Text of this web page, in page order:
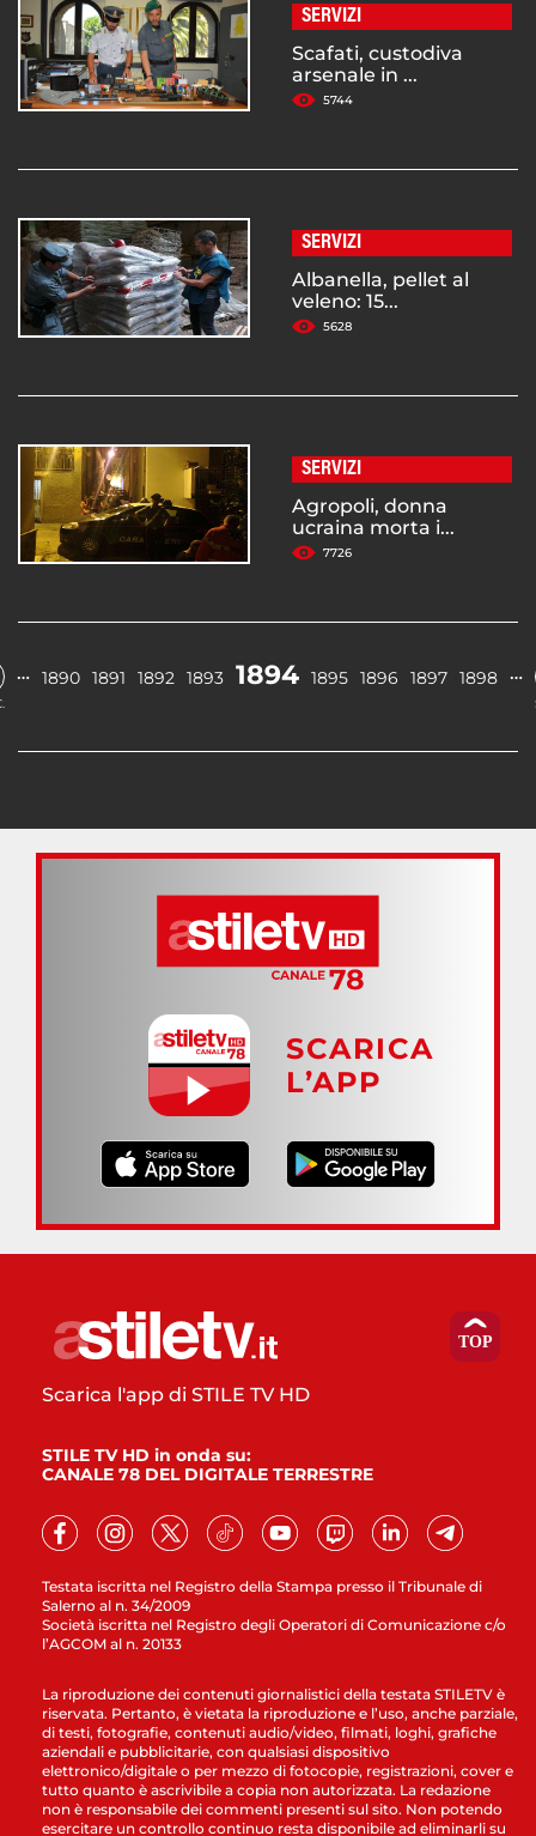
SERVIZI
Scafati, custodiva
arsenale in ...
5744
SERVIZI
Albanella, pellet al
veleno: 15...
5628
SERVIZI
Agropoli, donna
ucraina morta i...
7726
… 1890 1891 1892 1893 1894 1895 1896 1897 1898 …
SCARICA
L’APP
Testata iscritta nel Registro della Stampa presso il Tribunale di
Salerno al n. 34/2009
Società iscritta nel Registro degli Operatori di Comunicazione c/o
l’AGCOM al n. 20133
Scarica l'app di STILE TV HD
STILE TV HD in onda su:
CANALE 78 DEL DIGITALE TERRESTRE
La riproduzione dei contenuti giornalistici della testata STILETV è
riservata. Pertanto, è vietata la riproduzione e l’uso, anche parziale,
di testi, fotografie, contenuti audio/video, filmati, loghi, grafiche
aziendali e pubblicitarie, con qualsiasi dispositivo
elettronico/digitale o per mezzo di fotocopie, registrazioni, cover e
tutto quanto è ascrivibile a copia non autorizzata. La redazione
non è responsabile dei commenti presenti sul sito. Non potendo
esercitare un controllo continuo resta disponibile ad eliminarli su